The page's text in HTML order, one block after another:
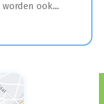
ook
van de talg in